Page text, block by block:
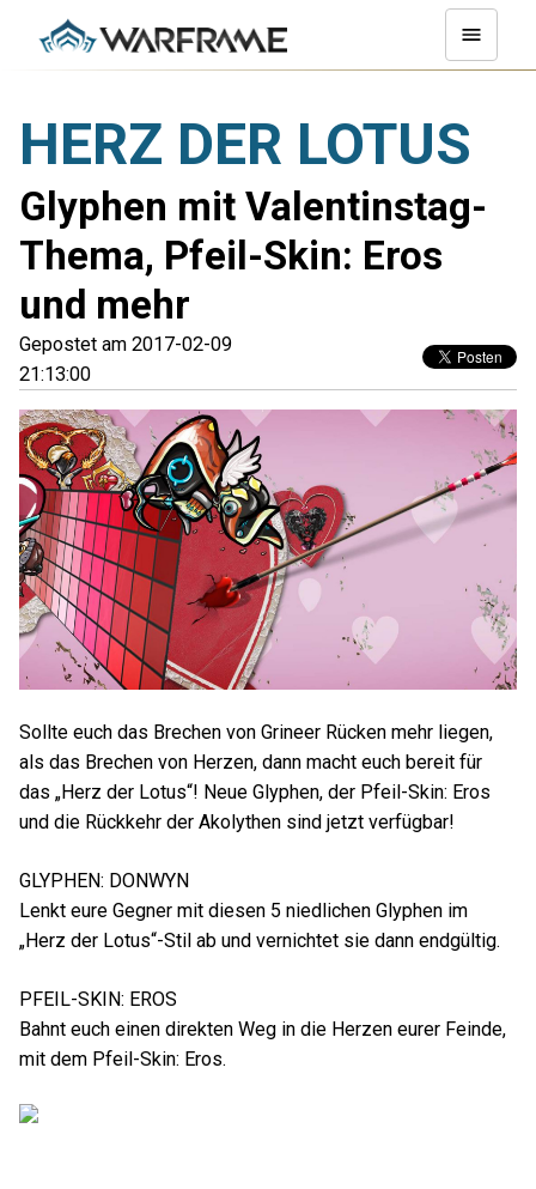
HERZ DER LOTUS
Glyphen mit Valentinstag-
Thema, Pfeil-Skin: Eros
und mehr
Gepostet am 2017-02-09
21:13:00
Sollte euch das Brechen von Grineer Rücken mehr liegen,
als das Brechen von Herzen, dann macht euch bereit für
das „Herz der Lotus“! Neue Glyphen, der Pfeil-Skin: Eros
und die Rückkehr der Akolythen sind jetzt verfügbar!
GLYPHEN: DONWYN
Lenkt eure Gegner mit diesen 5 niedlichen Glyphen im
„Herz der Lotus“-Stil ab und vernichtet sie dann endgültig.
PFEIL-SKIN: EROS
Bahnt euch einen direkten Weg in die Herzen eurer Feinde,
mit dem Pfeil-Skin: Eros.